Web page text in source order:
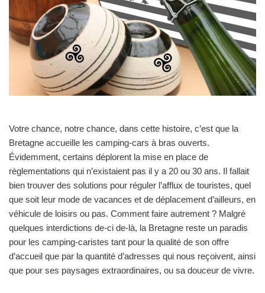
Votre chance, notre chance, dans cette histoire, c’est que la
Bretagne accueille les camping-cars à bras ouverts.
Évidemment, certains déplorent la mise en place de
règlementations qui n’existaient pas il y a 20 ou 30 ans. Il fallait
bien trouver des solutions pour réguler l’afflux de touristes, quel
que soit leur mode de vacances et de déplacement d’ailleurs, en
véhicule de loisirs ou pas. Comment faire autrement ? Malgré
quelques interdictions de-ci de-là, la Bretagne reste un paradis
pour les camping-caristes tant pour la qualité de son offre
d’accueil que par la quantité d’adresses qui nous reçoivent, ainsi
que pour ses paysages extraordinaires, ou sa douceur de vivre.